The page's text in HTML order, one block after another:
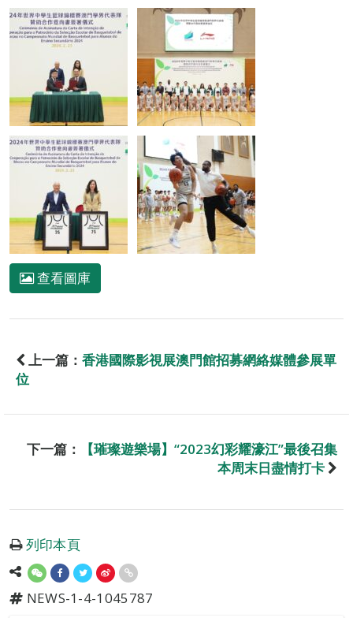
查看圖庫
上一篇： 香港國際影視展澳門館招募網絡媒體參展單
位
下一篇：
【璀璨遊樂場】“2023幻彩耀濠江”最後召集
本周末日盡情打卡
列印本頁
NEWS-1-4-1045787